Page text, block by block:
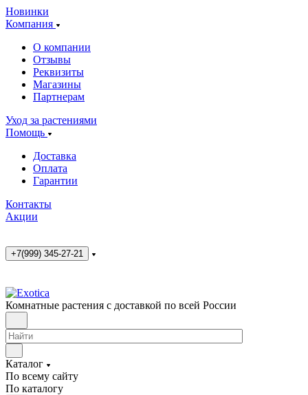
Новинки
Компания
О компании
Отзывы
Реквизиты
Магазины
Партнерам
Уход за растениями
Помощь
Доставка
Оплата
Гарантии
Контакты
Акции
+7(999) 345-27-21
Комнатные растения с доставкой по всей России
Каталог
По всему сайту
По каталогу